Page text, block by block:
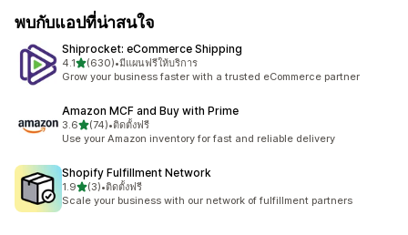
พบกับแอปที่น่าสนใจ
Shiprocket: eCommerce Shipping
4.1เต็ม 5 ดาว
(630)
ทั้งหมด 630 รีวิว
•มีแผนฟรีให้บริการ
Grow your business faster with a trusted eCommerce partner
Amazon MCF and Buy with Prime
3.6เต็ม 5 ดาว
(74)
ทั้งหมด 74 รีวิว
•ติดตั้งฟรี
Use your Amazon inventory for fast and reliable delivery
Shopify Fulfillment Network
1.9เต็ม 5 ดาว
(3)
ทั้งหมด 3 รีวิว
•ติดตั้งฟรี
Scale your business with our network of fulfillment partners